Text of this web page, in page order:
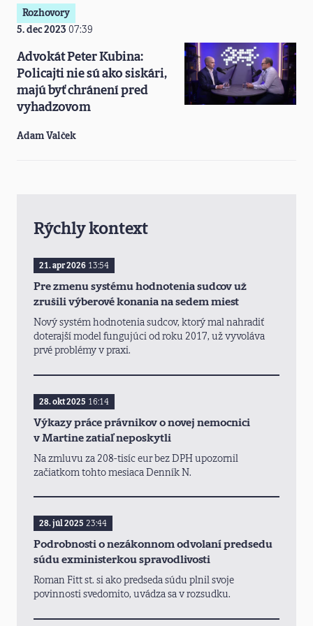
Rozhovory
5. dec 2023 07:39
Advokát Peter Kubina:
Policajti nie sú ako siskári,
majú byť chránení pred
vyhadzovom
Adam Valček
Rýchly kontext
21. apr 2026 13:54
Pre zmenu systému hodnotenia sudcov už
zrušili výberové konania na sedem miest
Nový systém hodnotenia sudcov, ktorý mal nahradiť
doterajší model fungujúci od roku 2017, už vyvoláva
prvé problémy v praxi.
28. okt 2025 16:14
Výkazy práce právnikov o novej nemocnici
v Martine zatiaľ neposkytli
Na zmluvu za 208-tisíc eur bez DPH upozornil
začiatkom tohto mesiaca Denník N.
28. júl 2025 23:44
Podrobnosti o nezákonnom odvolaní predsedu
súdu exministerkou spravodlivosti
Roman Fitt st. si ako predseda súdu plnil svoje
povinnosti svedomito, uvádza sa v rozsudku.